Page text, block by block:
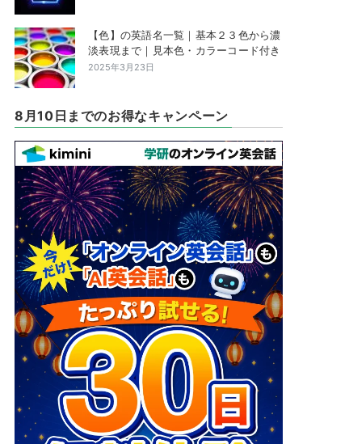
【色】の英語名一覧｜基本２３色から濃
淡表現まで｜見本色・カラーコード付き
2025年3月23日
8月10日までのお得なキャンペーン